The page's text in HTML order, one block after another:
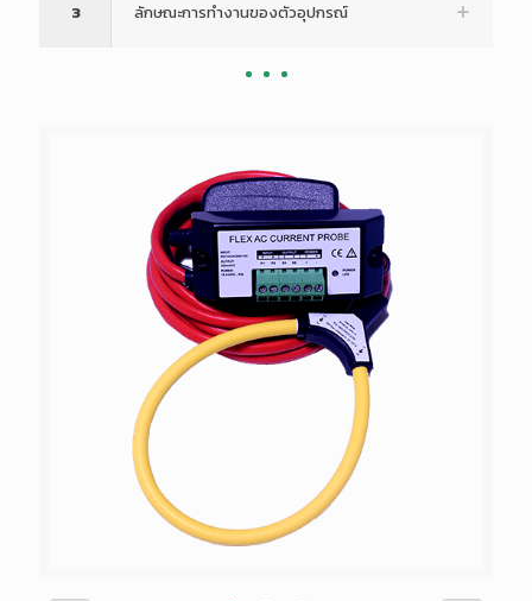
3 ลักษณะการทำงานของตัวอุปกรณ์